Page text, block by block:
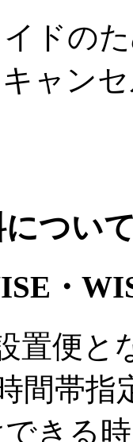
ドの
ャン
つい
・
置便と
間帯指
きる